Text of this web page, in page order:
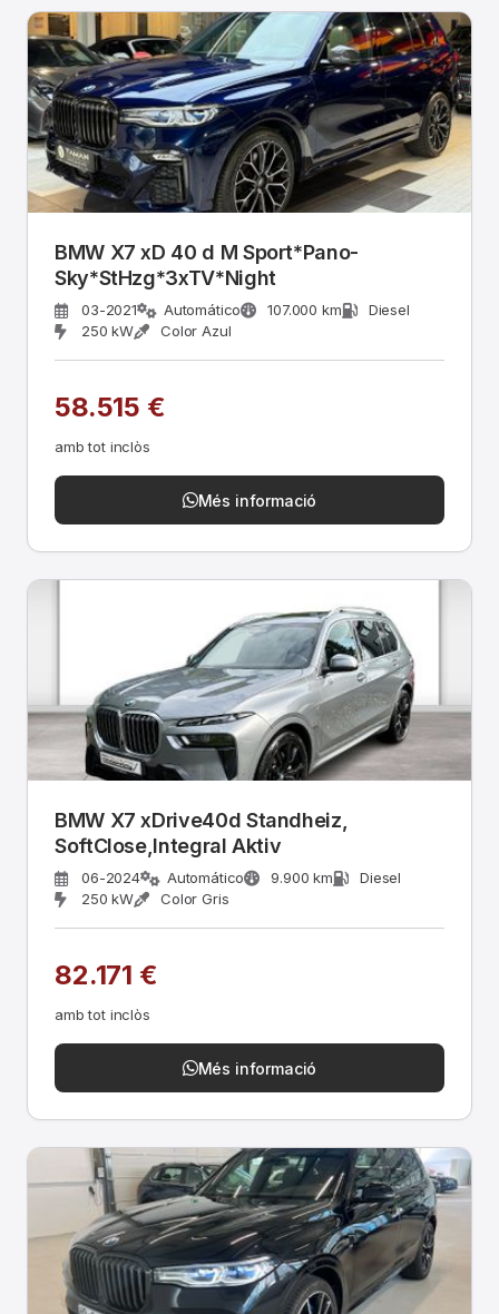
BMW X7 xD 40 d M Sport*Pano-
Sky*StHzg*3xTV*Night
03-2021 Automático 107.000 km
Diesel
250 kW
Color Azul
58.515 €
amb tot inclòs
Més informació
BMW X7 xDrive40d Standheiz,
SoftClose,Integral Aktiv
06-2024 Automático 9.900 km
Diesel
250 kW
Color Gris
82.171 €
amb tot inclòs
Més informació